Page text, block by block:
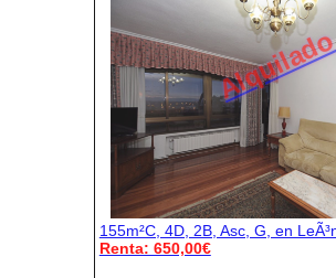
155m²C, 4D, 2B, Asc, G, en
Renta: 650,00€